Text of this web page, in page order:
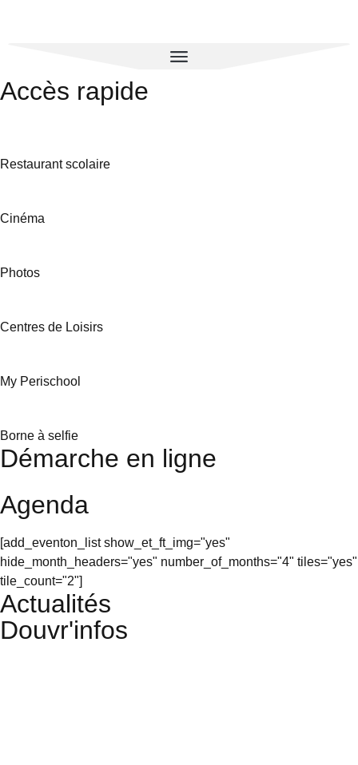
Accès rapide
Restaurant scolaire
Cinéma
Photos
Centres de Loisirs
My Perischool
Borne à selfie
Démarche en ligne
Agenda
[add_eventon_list show_et_ft_img="yes"
hide_month_headers="yes" number_of_months="4" tiles="yes"
tile_count="2"]
Actualités
Douvr'infos